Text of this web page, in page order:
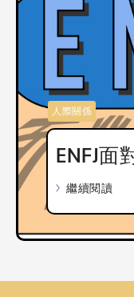
ENFJ面
繼續閱讀
人際關係